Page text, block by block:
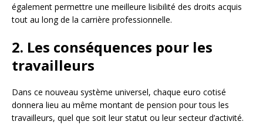
également permettre une meilleure lisibilité des droits acquis
tout au long de la carrière professionnelle.
2. Les conséquences pour les
travailleurs
Dans ce nouveau système universel, chaque euro cotisé
donnera lieu au même montant de pension pour tous les
travailleurs, quel que soit leur statut ou leur secteur d’activité.